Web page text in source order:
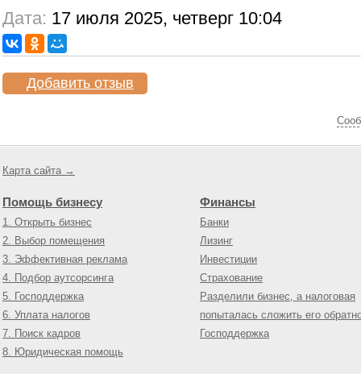
Дата: 17 июля 2025, четверг 10:04
Добавить отзыв
Карта сайта →
Помощь бизнесу
1. Открыть бизнес
2. Выбор помещения
3. Эффективная реклама
4. Подбор аутсорсинга
5. Господдержка
6. Уплата налогов
7. Поиск кадров
8. Юридическая помощь
Финансы
Банки
Лизинг
Инвестиции
Страхование
Разделили бизнес, а налоговая
попыталась сложить его
Господдержка